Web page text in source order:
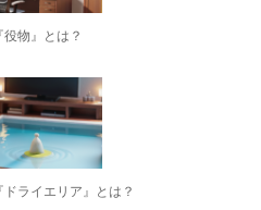
物』とは？
ライエリア』とは？